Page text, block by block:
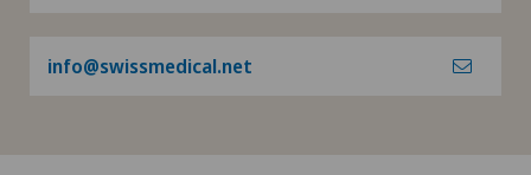
info@swissmedical.net